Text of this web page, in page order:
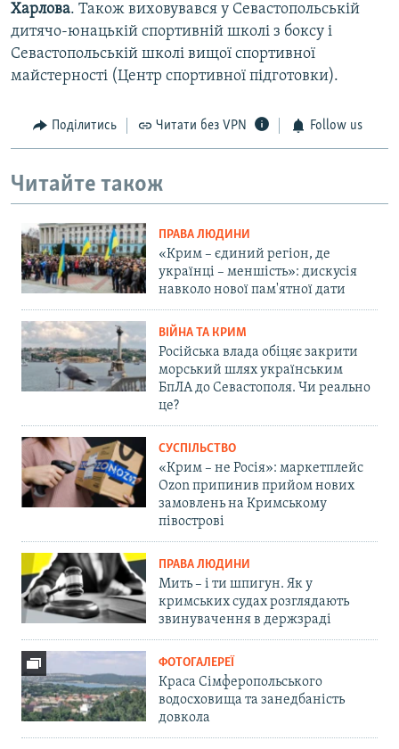
Харлова. Також виховувався у Севастопольській
дитячо-юнацькій спортивній школі з боксу і
Севастопольській школі вищої спортивної
майстерності (Центр спортивної підготовки).
Поділитись Читати без VPN Follow us
Читайте також
ПРАВА ЛЮДИНИ
«Крим – єдиний регіон, де
українці – меншість»: дискусія
навколо нової пам'ятної дати
ВІЙНА ТА КРИМ
Російська влада обіцяє закрити
морський шлях українським
БпЛА до Севастополя. Чи реально
це?
СУСПІЛЬСТВО
«Крим – не Росія»: маркетплейс
Ozon припинив прийом нових
замовлень на Кримському
півострові
ПРАВА ЛЮДИНИ
Мить – і ти шпигун. Як у
кримських судах розглядають
звинувачення в держзраді
ФОТОГАЛЕРЕЇ
Краса Сімферопольського
водосховища та занедбаність
довкола